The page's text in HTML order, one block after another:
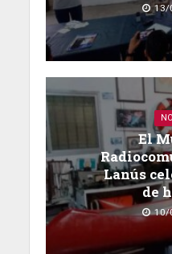
13/
El
Lanús
de
10/